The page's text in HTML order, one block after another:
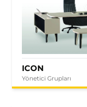
ICON
Yönetici Grupları